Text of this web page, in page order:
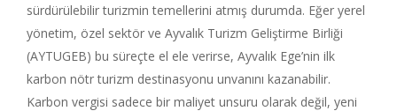
sürdürülebilir turizmin temellerini atmış durumda. Eğer yerel
yönetim, özel sektör ve Ayvalık Turizm Geliştirme Birliği
(AYTUGEB) bu süreçte el ele verirse, Ayvalık Ege’nin ilk
karbon nötr turizm destinasyonu unvanını kazanabilir.
Karbon vergisi sadece bir maliyet unsuru olarak değil, yeni